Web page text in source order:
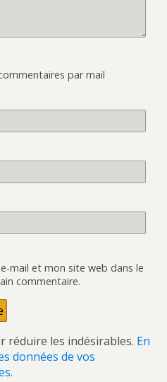
par mail
mail et mon site web dans le
commentaire.
réduire les indésirables. En
données de vos
.